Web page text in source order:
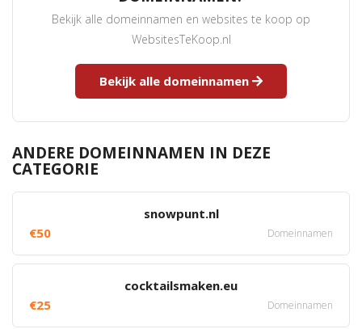
Bekijk alle domeinnamen en websites te koop op
WebsitesTeKoop.nl
Bekijk alle domeinnamen
ANDERE DOMEINNAMEN IN DEZE
CATEGORIE
snowpunt.nl
€50
Domeinnamen
cocktailsmaken.eu
€25
Domeinnamen